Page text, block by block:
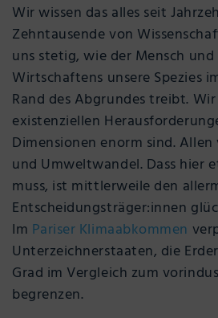
Wir wissen das alles seit
Zehntausende von
uns stetig, wie der Mensch
Wirtschaftens unsere Spezies
Rand des Abgrundes treibt.
existenziellen
Dimensionen enorm sind.
und Umweltwandel. Dass hier
muss, ist mittlerweile den
Entscheidungsträger:innen
Im Pariser Klimaabkommen
Unterzeichnerstaaten, die
Grad im Vergleich zum
begrenzen.